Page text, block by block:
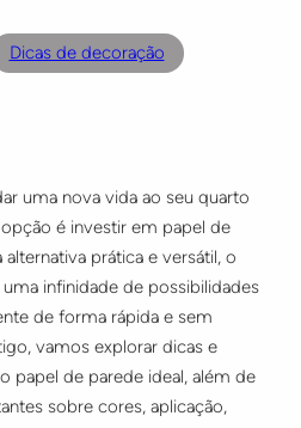
Dicas de decoração
uma nova vida ao seu quarto
é investir em papel de
prática e versátil, o
infinidade de possibilidades
de forma rápida e sem
vamos explorar dicas e
papel de parede ideal, além de
sobre cores, aplicação,